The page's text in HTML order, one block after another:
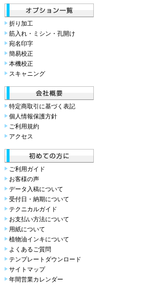
折り加工
筋入れ・ミシン・孔開け
宛名印字
簡易校正
本機校正
スキャニング
特定商取引に基づく表記
個人情報保護方針
ご利用規約
アクセス
ご利用ガイド
お客様の声
データ入稿について
受付日・納期について
テクニカルガイド
お支払い方法について
用紙について
植物油インキについて
よくあるご質問
テンプレートダウンロード
サイトマップ
年間営業カレンダー